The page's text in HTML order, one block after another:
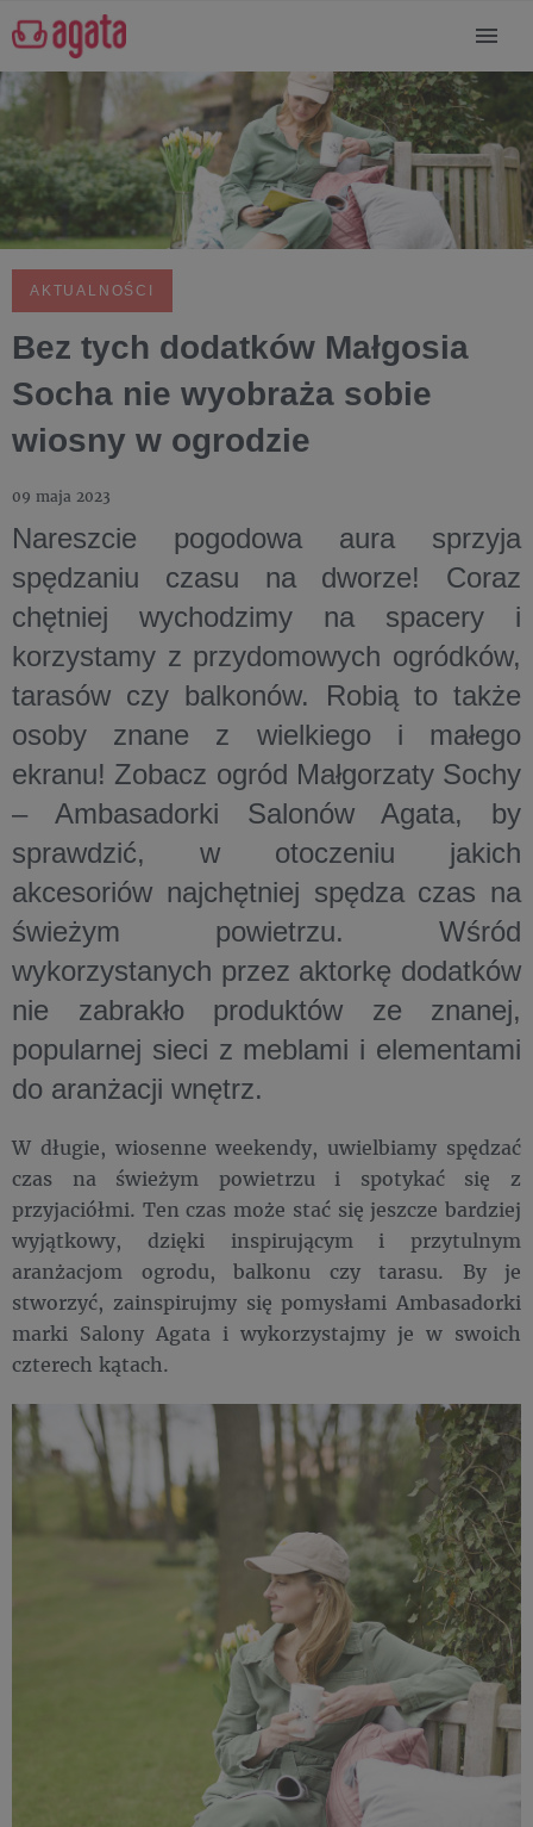
AKTUALNOŚCI
Bez tych dodatków Małgosia
Socha nie wyobraża sobie
wiosny w ogrodzie
09 maja 2023
Nareszcie pogodowa aura sprzyja
spędzaniu czasu na dworze! Coraz
chętniej wychodzimy na spacery i
korzystamy z przydomowych ogródków,
tarasów czy balkonów. Robią to także
osoby znane z wielkiego i małego
ekranu! Zobacz ogród Małgorzaty Sochy
– Ambasadorki Salonów Agata, by
sprawdzić, w otoczeniu jakich
akcesoriów najchętniej spędza czas na
świeżym powietrzu. Wśród
wykorzystanych przez aktorkę dodatków
nie zabrakło produktów ze znanej,
popularnej sieci z meblami i elementami
do aranżacji wnętrz.
W długie, wiosenne weekendy, uwielbiamy spędzać
czas na świeżym powietrzu i spotykać się z
przyjaciółmi. Ten czas może stać się jeszcze bardziej
wyjątkowy, dzięki inspirującym i przytulnym
aranżacjom ogrodu, balkonu czy tarasu. By je
stworzyć, zainspirujmy się pomysłami Ambasadorki
marki Salony Agata i wykorzystajmy je w swoich
czterech kątach.